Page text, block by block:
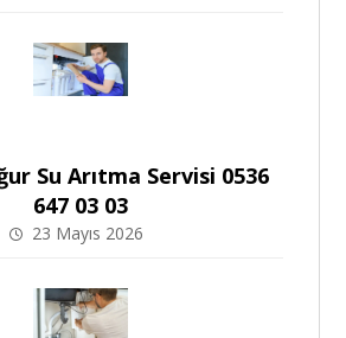
Su Arıtma Servisi 0536
647 03 03
23 Mayıs 2026